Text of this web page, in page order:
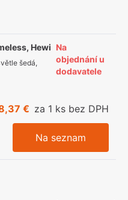
Hewi
šedá,
Na
objednání u
dodavatele
€ za 1 ks bez DPH
Na seznam